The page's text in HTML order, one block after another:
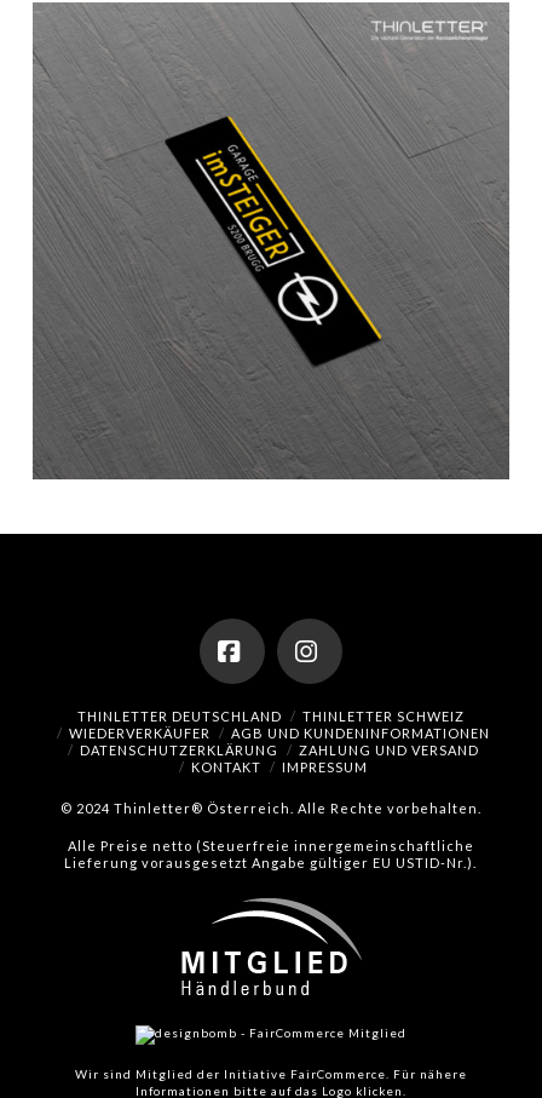
FacebookInstagram
THINLETTER DEUTSCHLAND
THINLETTER SCHWEIZ
WIEDERVERKÄUFER
AGB UND KUNDENINFORMATIONEN
DATENSCHUTZERKLÄRUNG
ZAHLUNG UND VERSAND
KONTAKT
IMPRESSUM
© 2024 Thinletter® Österreich. Alle Rechte vorbehalten.
Alle Preise netto (Steuerfreie innergemeinschaftliche
Lieferung vorausgesetzt Angabe gültiger EU USTID-Nr.).
Wir sind Mitglied der Initiative FairCommerce.
Für nähere
Informationen bitte auf das Logo klicken.